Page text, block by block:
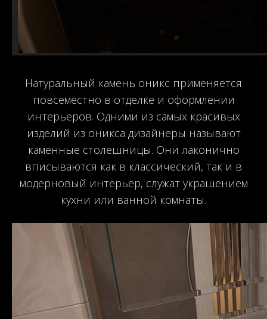
Натуральный камень оникс применяется
повсеместно в отделке и оформлении
интерьеров. Одними из самых красивых
изделий из оникса дизайнеры называют
каменные столешницы. Они лаконично
вписываются как в классический, так и в
модерновый интерьер, служат украшением
кухни или ванной комнаты.